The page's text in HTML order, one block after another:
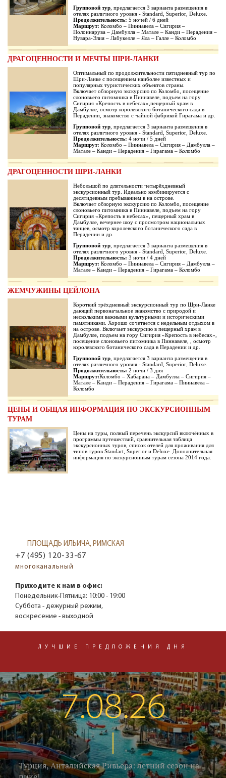
Групповой тур , предлагается 3 варианта размещения в
отелях различного уровня - Standard, Superior, Deluxe.
Продолжительность: 5 ночей / 6 дней
Маршрут: Коломбо – Пиннавела – Сигирия –
Полоннарува – Дамбулла – Матале – Канди – Перадения –
Нувара-Элия – Лабукелле – Яла – Галле – Коломбо
ДРАГОЦЕННОСТИ И МЕЧТЫ ШРИ-ЛАНКИ
Оптимальный по продолжительности пятидневный тур по
Шри-Ланке с посещением наиболее известных и
популярных туристических объектов страны.
Включает обзорную экскурсию по Коломбо, посещение
слоновьего питомника в Пиннавеле, подъем на гору
Сигирия «Крепость в небесах»,пещерный храм в
Дамбулле, осмотр королевского ботанического сада в
Перадении, знакомство с чайной фабрикой Гирагама и др.
Групповой тур , предлагается 3 варианта размещения в
отелях различного уровня - Standard, Superior, Deluxe.
Продолжительность: 4 ночи / 5 дней
Маршрут: Коломбо – Пиннавела – Сигирия – Дамбулла –
Матале – Канди – Перадения – Гирагама – Коломбо
ДРАГОЦЕННОСТИ ШРИ-ЛАНКИ
Небольшой по длительности четырёхдневный
экскурсионный тур. Идеально комбинируется с
десятидевным пребыванием в на острове.
Включает обзорную экскурсию по Коломбо, посещение
слоновьего питомника в Пиннавеле, подъем на гору
Сигирия «Крепость в небесах», пещерный храм в
Дамбулле, вечернее шоу с просмотром национальных
танцев, осмотр королевского ботанического сада в
Перадении и др.
Групповой тур , предлагается 3 варианта размещения в
отелях различного уровня - Standard, Superior, Deluxe.
Продолжительность: 3 ночи / 4 дней
Маршрут: Коломбо – Пиннавела – Сигирия – Дамбулла –
Матале – Канди – Перадения – Гирагама – Коломбо
ЖЕМЧУЖИНЫ ЦЕЙЛОНА
Короткий трёхдневный экскурсионный тур по Шри-Ланке
дающий первоначальное знакомство с природой и
несколькими важными культурными и историческими
памятниками. Хорошо сочетается с недельным отдыхом в
на острове. Включает экскурсию в пещерный храм в
Дамбулле, подъем на гору Сигирия «Крепость в небесах»,
посещение слоновьего питомника в Пиннавеле, , осмотр
королевского ботанического сада в Перадении и др.
Групповой тур , предлагается 3 варианта размещения в
отелях различного уровня - Standard, Superior, Deluxe.
Продолжительность: 2 ночи / 3 дня
Маршрут:Коломбо – Хабарана – Дамбулла – Сигирия –
Матале – Канди – Перадения – Гирагама – Пиннавела –
Коломбо
ЦЕНЫ И ОБЩАЯ ИНФОРМАЦИЯ ПО ЭКСКУРСИОННЫМ
ТУРАМ
Цены на туры, полный перечень экскурсий включённых в
программы путешествий, сравнительная таблица
экскурсионных туров, список отелей для проживания для
типов туров Standart, Superior и Deluxe. Дополнительная
информация по экскурсионным турам сезона 2014 года.
ПЛОЩАДЬ ИЛЬИЧА, РИМСКАЯ
+7 (495) 120-33-67
многоканальный
Приходите к нам в офис:
Понедельник-Пятница: 10:00 - 19:00
Суббота - дежурный режим,
воскресение - выходной
ЛУЧШИЕ ПРЕДЛОЖЕНИЯ ДНЯ
7.08.26
Турция, Анталийская Ривьера: летний сезон на